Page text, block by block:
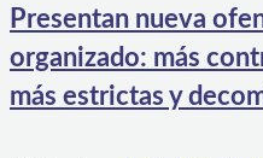
Presentan nueva
organizado: más
más estrictas y